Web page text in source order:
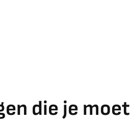
die je